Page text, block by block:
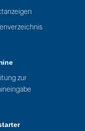
zur